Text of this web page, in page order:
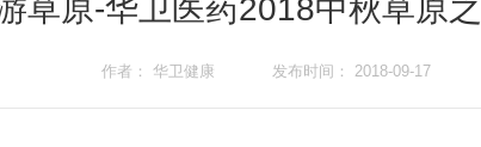
草原-华卫医药2018中秋草原
作者： 华卫健康 发布时间： 2018-09-17